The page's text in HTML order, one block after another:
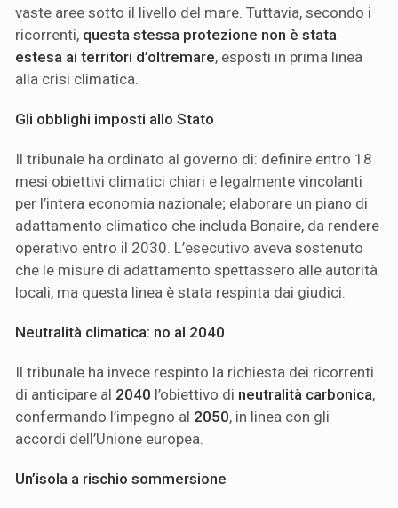
vaste aree sotto il livello del mare. Tuttavia, secondo i
ricorrenti, questa stessa protezione non è stata
estesa ai territori d’oltremare, esposti in prima linea
alla crisi climatica.
Gli obblighi imposti allo Stato
Il tribunale ha ordinato al governo di: definire entro 18
mesi obiettivi climatici chiari e legalmente vincolanti
per l’intera economia nazionale; elaborare un piano di
adattamento climatico che includa Bonaire, da rendere
operativo entro il 2030. L’esecutivo aveva sostenuto
che le misure di adattamento spettassero alle autorità
locali, ma questa linea è stata respinta dai giudici.
Neutralità climatica: no al 2040
Il tribunale ha invece respinto la richiesta dei ricorrenti
di anticipare al 2040 l’obiettivo di neutralità carbonica,
confermando l’impegno al 2050, in linea con gli
accordi dell’Unione europea.
Un’isola a rischio sommersione